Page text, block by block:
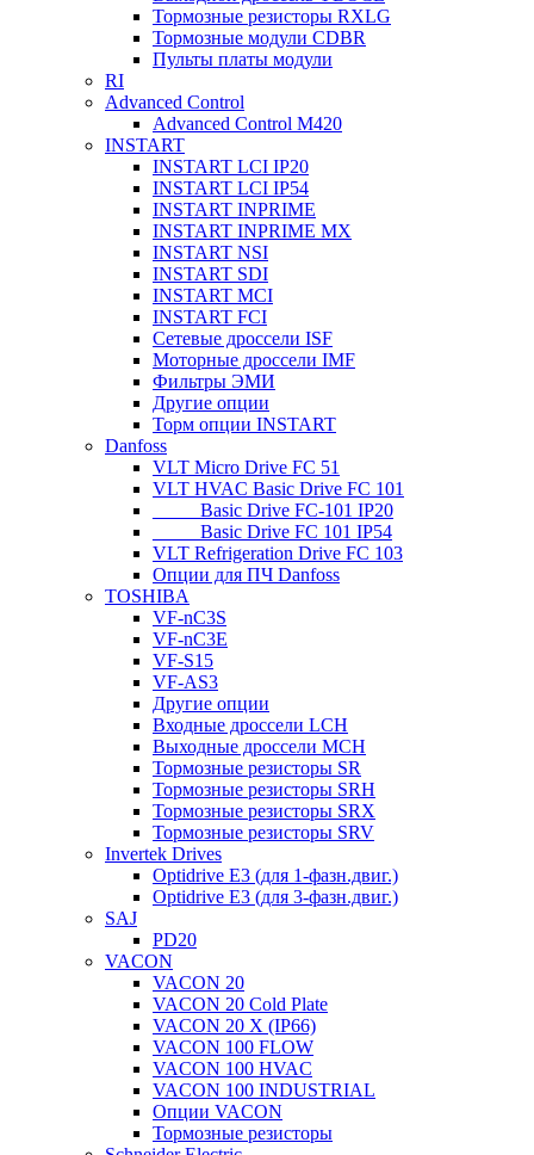
Тормозные резисторы RXLG
Тормозные модули CDBR
Пульты платы модули
RI
Advanced Control
Advanced Control M420
INSTART
INSTART LCI IP20
INSTART LCI IP54
INSTART INPRIME
INSTART INPRIME MX
INSTART NSI
INSTART SDI
INSTART MCI
INSTART FCI
Сетевые дроссели ISF
Моторные дроссели IMF
Фильтры ЭМИ
Другие опции
Торм опции INSTART
Danfoss
VLT Micro Drive FC 51
VLT HVAC Basic Drive FC 101
_____Basic Drive FC-101 IP20
_____Basic Drive FC 101 IP54
VLT Refrigeration Drive FC 103
Опции для ПЧ Danfoss
TOSHIBA
VF-nC3S
VF-nC3E
VF-S15
VF-AS3
Другие опции
Входные дроссели LCH
Выходные дроссели MCH
Тормозные резисторы SR
Тормозные резисторы SRH
Тормозные резисторы SRX
Тормозные резисторы SRV
Invertek Drives
Optidrive E3 (для 1-фазн.двиг.)
Optidrive E3 (для 3-фазн.двиг.)
SAJ
PD20
VACON
VACON 20
VACON 20 Cold Plate
VACON 20 X (IP66)
VACON 100 FLOW
VACON 100 HVAC
VACON 100 INDUSTRIAL
Опции VACON
Тормозные резисторы